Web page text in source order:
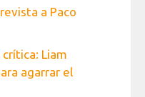
a Paco
crítica: Liam
agarrar el